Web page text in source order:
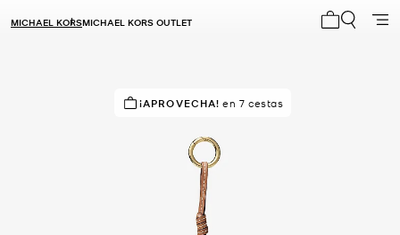
MICHAEL KORSMICHAEL KORS OUTLET
¡APROVECHA! en 7 cestas